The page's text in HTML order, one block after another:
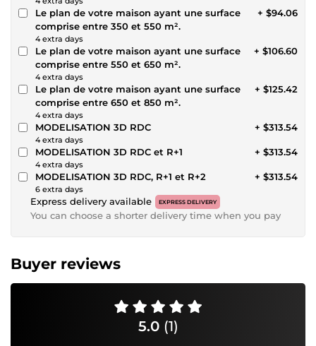
Le plan de votre maison ayant une surface
comprise entre 350 et 550 m².
4 extra days
+ $94.06
Le plan de votre maison ayant une surface
comprise entre 550 et 650 m².
4 extra days
+ $106.60
Le plan de votre maison ayant une surface
comprise entre 650 et 850 m².
4 extra days
+ $125.42
MODELISATION 3D RDC
4 extra days
+ $313.54
MODELISATION 3D RDC et R+1
4 extra days
+ $313.54
MODELISATION 3D RDC, R+1 et R+2
6 extra days
+ $313.54
Express delivery available EXPRESS DELIVERY
You can choose a shorter delivery time when you pay
Buyer reviews
5.0 (1)